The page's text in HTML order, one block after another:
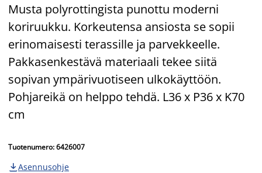
Musta polyrottingista punottu moderni
koriruukku. Korkeutensa ansiosta se sopii
erinomaisesti terassille ja parvekkeelle.
Pakkasenkestävä materiaali tekee siitä
sopivan ympärivuotiseen ulkokäyttöön.
Pohjareikä on helppo tehdä. L36 x P36 x K70
cm
Tuotenumero: 6426007
 Asennusohje